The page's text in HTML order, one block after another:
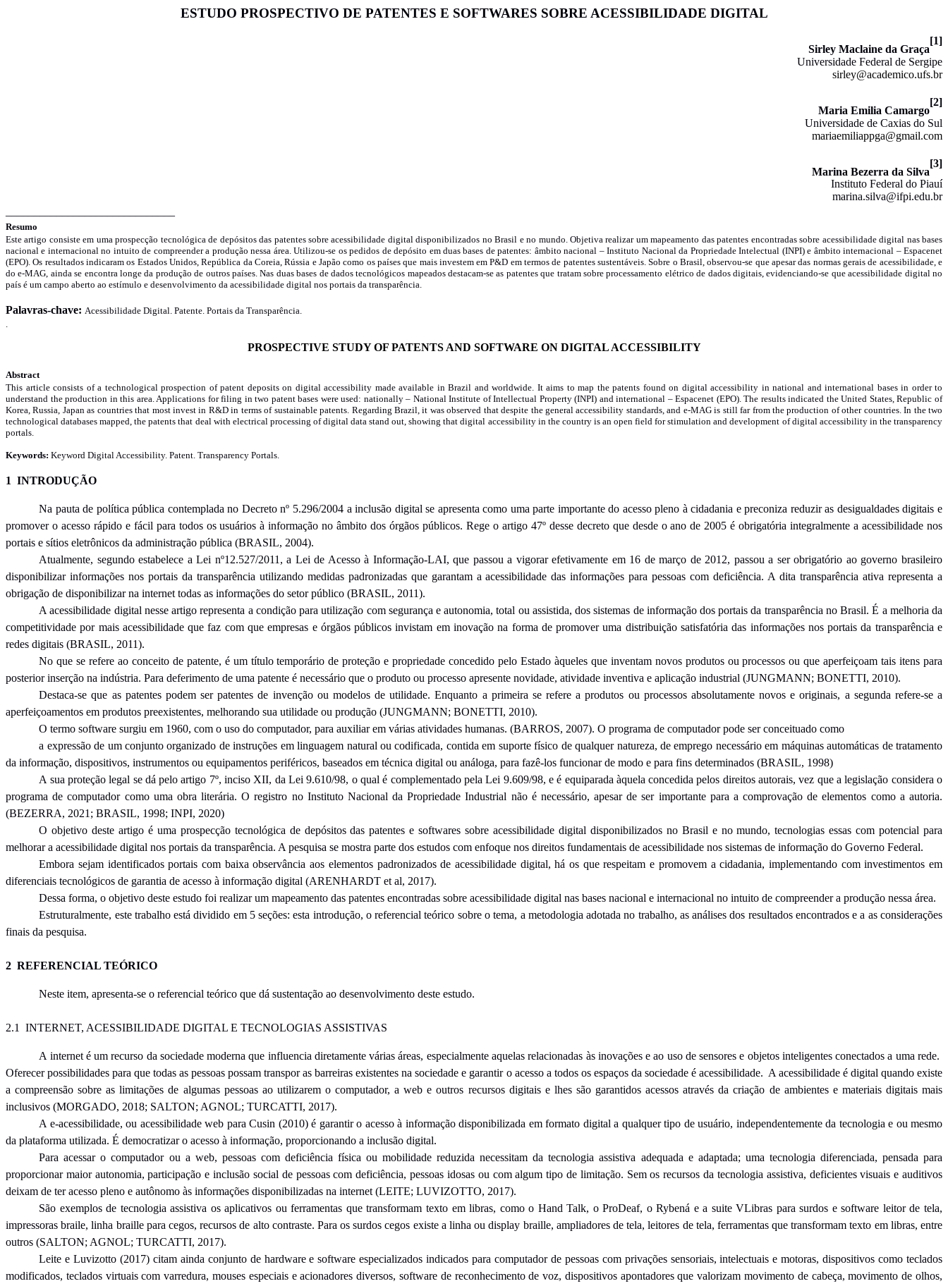
ESTUDO PROSPECTIVO DE PATENTES E SOFTWARES SOBRE ACESSIBILIDADE DIGITAL
Sirley Maclaine da Graça
[1]
Universidade Federal de Sergipe
sirley@academico.ufs.br
Maria Emilia Camargo
[2]
Universidade de Caxias do Sul
mariaemiliappga@gmail.com
Marina Bezerra da Silva
[3]
Instituto Federal do Piauí
marina.silva@ifpi.edu.br
Resumo
Este artigo consiste em uma prospecção tecnológica de depósitos das patentes sobre acessibilidade digital disponibilizados no Brasil e no mundo. Objetiva realizar um mapeamento das patentes encontradas sobre acessibilidade digital nas bases
nacional e internacional no intuito de compreender a produção nessa área. Utilizou-se os pedidos de depósito em duas bases de patentes: âmbito nacional – Instituto Nacional da Propriedade Intelectual (INPI) e âmbito internacional – Espacenet
(EPO). Os resultados indicaram os Estados Unidos, República da Coreia, Rússia e Japão como os países que mais investem em P&D em termos de patentes sustentáveis. Sobre o Brasil, observou-se que apesar das normas gerais de acessibilidade, e
do e-MAG, ainda se encontra longe da produção de outros países. Nas duas bases de dados tecnológicos mapeados destacam-se as patentes que tratam sobre processamento elétrico de dados digitais, evidenciando-se que acessibilidade digital no
país é um campo aberto ao estímulo e desenvolvimento da acessibilidade digital nos portais da transparência.
Palavras-chave: Acessibilidade Digital. Patente. Portais da Transparência.
.
PROSPECTIVE STUDY OF PATENTS AND SOFTWARE ON DIGITAL ACCESSIBILITY
Abstract
This article consists of a technological prospection of patent deposits on digital accessibility made available in Brazil and worldwide. It aims to map the patents found on digital accessibility in national and international bases in order to
understand the production in this area. Applications for filing in two patent bases were used: nationally – National Institute of Intellectual Property (INPI) and international – Espacenet (EPO). The results indicated the United States, Republic of
Korea, Russia, Japan as countries that most invest in R&D in terms of sustainable patents. Regarding Brazil, it was observed that despite the general accessibility standards, and e-MAG is still far from the production of other countries. In the two
technological databases mapped, the patents that deal with electrical processing of digital data stand out, showing that digital accessibility in the country is an open field for stimulation and development of digital accessibility in the transparency
portals.
Keywords: Keyword Digital Accessibility. Patent. Transparency Portals.
1 INTRODUÇÃO
Na pauta de política pública contemplada no Decreto nº 5.296/2004 a inclusão digital se apresenta como uma parte importante do acesso pleno à cidadania e preconiza reduzir as desigualdades digitais e
promover o acesso rápido e fácil para todos os usuários à informação no âmbito dos órgãos públicos. Rege o artigo 47º desse decreto que desde o ano de 2005 é obrigatória integralmente a acessibilidade nos
portais e sítios eletrônicos da administração pública (BRASIL, 2004).
Atualmente, segundo estabelece a Lei nº12.527/2011, a Lei de Acesso à Informação-LAI, que passou a vigorar efetivamente em 16 de março de 2012, passou a ser obrigatório ao governo brasileiro
disponibilizar informações nos portais da transparência utilizando medidas padronizadas que garantam a acessibilidade das informações para pessoas com deficiência. A dita transparência ativa representa a
obrigação de disponibilizar na internet todas as informações do setor público (BRASIL, 2011).
A acessibilidade digital nesse artigo representa a condição para utilização com segurança e autonomia, total ou assistida, dos sistemas de informação dos portais da transparência no Brasil. É a melhoria da
competitividade por mais acessibilidade que faz com que empresas e órgãos públicos invistam em inovação na forma de promover uma distribuição satisfatória das informações nos portais da transparência e
redes digitais (BRASIL, 2011).
No que se refere ao conceito de patente, é um título temporário de proteção e propriedade concedido pelo Estado àqueles que inventam novos produtos ou processos ou que aperfeiçoam tais itens para
posterior inserção na indústria. Para deferimento de uma patente é necessário que o produto ou processo apresente novidade, atividade inventiva e aplicação industrial (JUNGMANN; BONETTI, 2010).
Destaca-se que as patentes podem ser patentes de invenção ou modelos de utilidade. Enquanto a primeira se refere a produtos ou processos absolutamente novos e originais, a segunda refere-se a
aperfeiçoamentos em produtos preexistentes, melhorando sua utilidade ou produção (JUNGMANN; BONETTI, 2010).
O termo software surgiu em 1960, com o uso do computador, para auxiliar em várias atividades humanas. (BARROS, 2007). O programa de computador pode ser conceituado como
a expressão de um conjunto organizado de instruções em linguagem natural ou codificada, contida em suporte físico de qualquer natureza, de emprego necessário em máquinas automáticas de tratamento
da informação, dispositivos, instrumentos ou equipamentos periféricos, baseados em técnica digital ou análoga, para fazê-los funcionar de modo e para fins determinados (BRASIL, 1998)
A sua proteção legal se dá pelo artigo 7º, inciso XII, da Lei 9.610/98, o qual é complementado pela Lei 9.609/98, e é equiparada àquela concedida pelos direitos autorais, vez que a legislação considera o
programa de computador como uma obra literária. O registro no Instituto Nacional da Propriedade Industrial não é necessário, apesar de ser importante para a comprovação de elementos como a autoria.
(BEZERRA, 2021; BRASIL, 1998; INPI, 2020)
O objetivo deste artigo é uma prospecção tecnológica de depósitos das patentes e softwares sobre acessibilidade digital disponibilizados no Brasil e no mundo, tecnologias essas com potencial para
melhorar a acessibilidade digital nos portais da transparência. A pesquisa se mostra parte dos estudos com enfoque nos direitos fundamentais de acessibilidade nos sistemas de informação do Governo Federal.
Embora sejam identificados portais com baixa observância aos elementos padronizados de acessibilidade digital, há os que respeitam e promovem a cidadania, implementando com investimentos em
diferenciais tecnológicos de garantia de acesso à informação digital (ARENHARDT et al, 2017).
Dessa forma, o objetivo deste estudo foi realizar um mapeamento das patentes encontradas sobre acessibilidade digital nas bases nacional e internacional no intuito de compreender a produção nessa área.
Estruturalmente, este trabalho está dividido em 5 seções: esta introdução, o referencial teórico sobre o tema, a metodologia adotada no trabalho, as análises dos resultados encontrados e a as considerações
finais da pesquisa.
2 REFERENCIAL TEÓRICO
Neste item, apresenta-se o referencial teórico que dá sustentação ao desenvolvimento deste estudo.
2.1 INTERNET, ACESSIBILIDADE DIGITAL E TECNOLOGIAS ASSISTIVAS
A internet é um recurso da sociedade moderna que influencia diretamente várias áreas, especialmente aquelas relacionadas às inovações e ao uso de sensores e objetos inteligentes conectados a uma rede.
Oferecer possibilidades para que todas as pessoas possam transpor as barreiras existentes na sociedade e garantir o acesso a todos os espaços da sociedade é acessibilidade. A acessibilidade é digital quando existe
a compreensão sobre as limitações de algumas pessoas ao utilizarem o computador, a web e outros recursos digitais e lhes são garantidos acessos através da criação de ambientes e materiais digitais mais
inclusivos (MORGADO, 2018; SALTON; AGNOL; TURCATTI, 2017).
A e-acessibilidade, ou acessibilidade web para Cusin (2010) é garantir o acesso à informação disponibilizada em formato digital a qualquer tipo de usuário, independentemente da tecnologia e ou mesmo
da plataforma utilizada. É democratizar o acesso à informação, proporcionando a inclusão digital.
Para acessar o computador ou a web, pessoas com deficiência física ou mobilidade reduzida necessitam da tecnologia assistiva adequada e adaptada; uma tecnologia diferenciada, pensada para
proporcionar maior autonomia, participação e inclusão social de pessoas com deficiência, pessoas idosas ou com algum tipo de limitação. Sem os recursos da tecnologia assistiva, deficientes visuais e auditivos
deixam de ter acesso pleno e autônomo às informações disponibilizadas na internet (LEITE; LUVIZOTTO, 2017).
São exemplos de tecnologia assistiva os aplicativos ou ferramentas que transformam texto em libras, como o Hand Talk, o ProDeaf, o Rybená e a suite VLibras para surdos e software leitor de tela,
impressoras braile, linha braille para cegos, recursos de alto contraste. Para os surdos cegos existe a linha ou display braille, ampliadores de tela, leitores de tela, ferramentas que transformam texto em libras, entre
outros (SALTON; AGNOL; TURCATTI, 2017).
Leite e Luvizotto (2017) citam ainda conjunto de hardware e software especializados indicados para computador de pessoas com privações sensoriais, intelectuais e motoras, dispositivos como teclados
modificados, teclados virtuais com varredura, mouses especiais e acionadores diversos, software de reconhecimento de voz, dispositivos apontadores que valorizam movimento de cabeça, movimento de olhos,